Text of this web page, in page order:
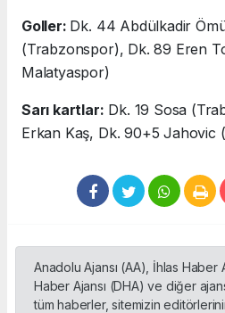
Goller: Dk. 44 Abdülkadir
(Trabzonspor), Dk. 89 Eren
Malatyaspor)
Sarı kartlar: Dk. 19 Sosa
Erkan Kaş, Dk. 90+5 Jahovic
Anadolu Ajansı (AA), İhlas Haber
Haber Ajansı (DHA) ve diğer
tüm haberler, sitemizin